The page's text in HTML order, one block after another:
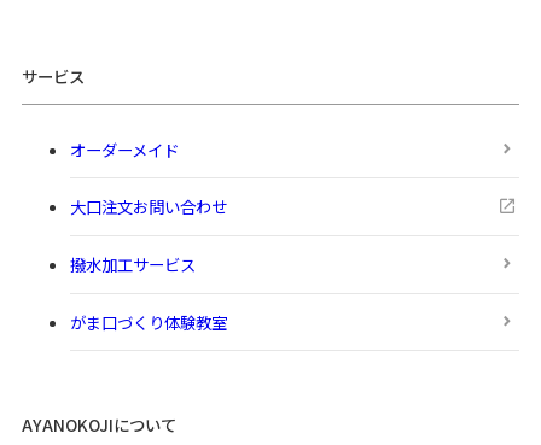
サービス
オーダーメイド
大口注文お問い合わせ
撥水加工サービス
がま口づくり体験教室
AYANOKOJIについて